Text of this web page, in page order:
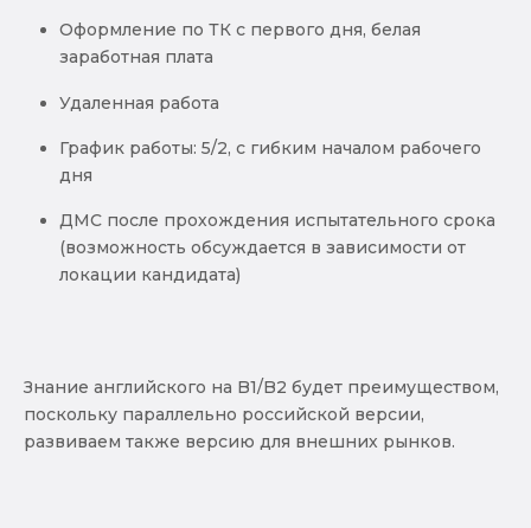
Оформление по ТК с первого дня, белая
заработная плата
Удаленная работа
График работы: 5/2, с гибким началом рабочего
дня
ДМС после прохождения испытательного срока
(возможность обсуждается в зависимости от
локации кандидата)
Знание английского на B1/B2 будет преимуществом,
поскольку параллельно российской версии,
развиваем также версию для внешних рынков.